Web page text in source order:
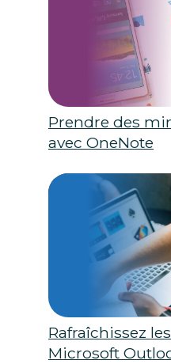
Prendre des
avec OneNote
Rafraîchissez
Microsoft